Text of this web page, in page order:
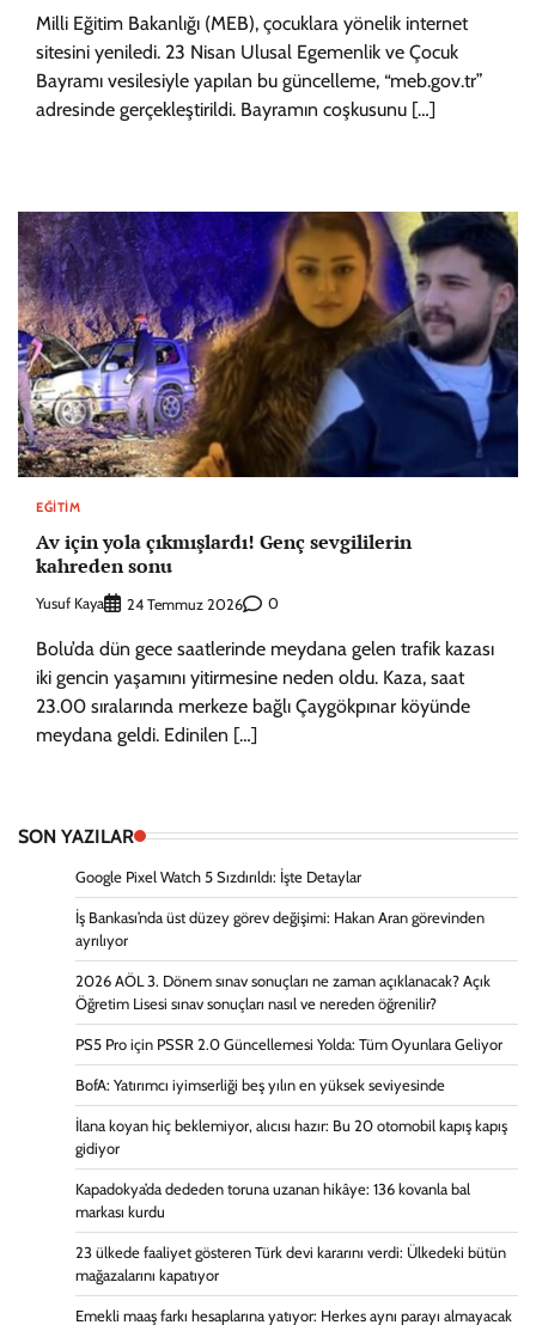
Milli Eğitim Bakanlığı (MEB), çocuklara yönelik internet
sitesini yeniledi. 23 Nisan Ulusal Egemenlik ve Çocuk
Bayramı vesilesiyle yapılan bu güncelleme, “meb.gov.tr”
adresinde gerçekleştirildi. Bayramın coşkusunu […]
EĞITIM
Av için yola çıkmışlardı! Genç sevgililerin
kahreden sonu
Yusuf Kaya 24 Temmuz 2026 0
Bolu’da dün gece saatlerinde meydana gelen trafik kazası
iki gencin yaşamını yitirmesine neden oldu. Kaza, saat
23.00 sıralarında merkeze bağlı Çaygökpınar köyünde
meydana geldi. Edinilen […]
SON YAZILAR
Google Pixel Watch 5 Sızdırıldı: İşte Detaylar
İş Bankası’nda üst düzey görev değişimi: Hakan Aran görevinden
ayrılıyor
2026 AÖL 3. Dönem sınav sonuçları ne zaman açıklanacak? Açık
Öğretim Lisesi sınav sonuçları nasıl ve nereden öğrenilir?
PS5 Pro için PSSR 2.0 Güncellemesi Yolda: Tüm Oyunlara Geliyor
BofA: Yatırımcı iyimserliği beş yılın en yüksek seviyesinde
İlana koyan hiç beklemiyor, alıcısı hazır: Bu 20 otomobil kapış kapış
gidiyor
Kapadokya’da dededen toruna uzanan hikâye: 136 kovanla bal
markası kurdu
23 ülkede faaliyet gösteren Türk devi kararını verdi: Ülkedeki bütün
mağazalarını kapatıyor
Emekli maaş farkı hesaplarına yatıyor: Herkes aynı parayı almayacak